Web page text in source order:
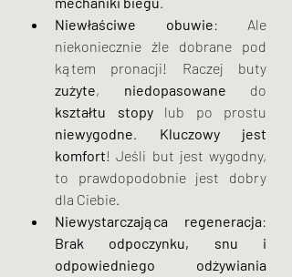
Niewłaściwe obuwie: Ale
niekoniecznie źle dobrane pod
zużyte, niedopasowane
kształtu stopy
niewygodne. Kluczowy jest
komfort! Jeśli but jest wygodny,
to prawdopodobnie jest dobry
dla Ciebie.
Niewystarczająca regeneracja
Brak odpoczynku, snu i
odpowiedniego odżywiania